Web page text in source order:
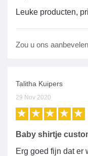
Leuke producten,
Zou u ons
Talitha Kuipers
29 Nov 2020
Baby shirtje
Erg goed fijn dat er